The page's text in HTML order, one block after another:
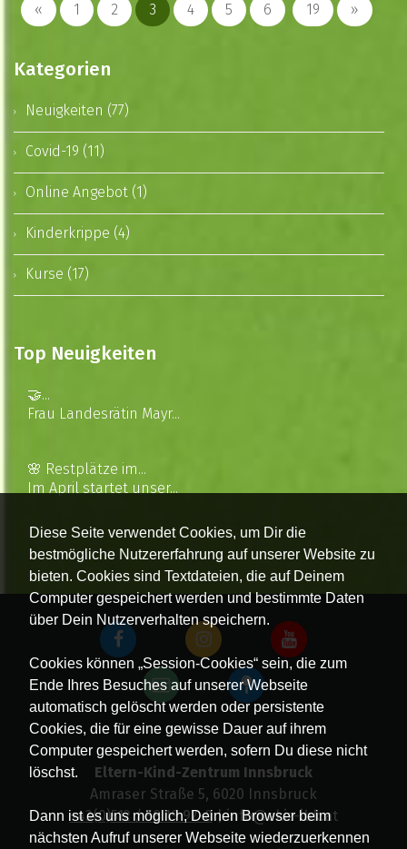
Diese Seite verwendet Cookies, um Dir die
bestmögliche Nutzererfahrung auf unserer Website zu
bieten. Cookies sind Textdateien, die auf Deinem
Computer gespeichert werden und bestimmte Daten
über Dein Nutzerverhalten speichern.
Cookies können „Session-Cookies“ sein, die zum
Ende Ihres Besuches auf unserer Webseite
automatisch gelöscht werden oder persistente
Cookies, die für eine gewisse Dauer auf ihrem
Computer gespeichert werden, sofern Du diese nicht
löschst.
Dann ist es uns möglich, Deinen Browser beim
nächsten Aufruf unserer Webseite wiederzuerkennen
« 1 2 3 4 5 6 19 »
Kategorien
Neuigkeiten (77)
Covid-19 (11)
Online Angebot (1)
Kinderkrippe (4)
Kurse (17)
Top Neuigkeiten
🤝...
Frau Landesrätin Mayr...
🌸 Restplätze im...
Im April startet unser...
Eltern-Kind-Zentrum Innsbruck
Amraser Straße 5, 6020 Innsbruck
+43(0)512 / 58 19 97-0| info@ekiz-ibk.at